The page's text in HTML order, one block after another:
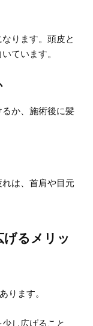
ります。頭皮と
ています。
か、施術後に髪
は、首肩や目元
げるメリッ
ます。
し広げること